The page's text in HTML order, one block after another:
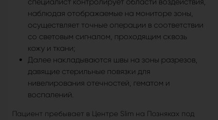
наблюдая отображаемые на мониторе зоны,
осуществляет точные операции в соответствии
со световым сигналом, проходящим сквозь
кожу и ткани;
Далее накладываются швы на зоны разрезов,
давящие стерильные повязки для
нивелирования отечностей, гематом и
воспалений.
Пациент пребывает в Центре Slim на Позняках под